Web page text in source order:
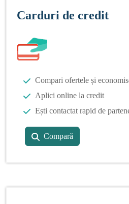
Carduri de credit
Compari ofertele și
Aplici online la credit
Ești contactat rapid de
Compară